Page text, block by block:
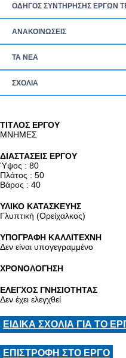
ΟΔΗΓΟΣ ΣΥΝΤΗΡΗΣΗΣ ΕΡΓΩΝ
ΑΝΑΚΟΙΝΩΣΕΙΣ
ΤΑ ΝEΑ
ΣΧΟΛΙΑ
TITΛΟΣ ΕΡΓΟΥ
ΜΝΗΜΕΣ
ΔΙΑΣΤΑΣΕΙΣ ΕΡΓΟΥ
Ύψος : 80
Πλάτος : 50
Βάρος : 40
ΥΛΙΚΟ ΚΑΤΑΣΚΕΥΗΣ
Γλυπτική (Ορείχαλκος)
ΥΠΟΓΡΑΦΗ ΚΑΛΛΙΤΕΧΝΗ
Δεν είναι υπογεγραμμένο
ΧΡΟΝΟΛΟΓΗΣΗ
ΕΛΕΓΧΟΣ ΓΝΗΣΙΟΤΗΤΑΣ
Δεν έχει ελεγχθεί
ΕΙΔΙΚΑ ΣΧΟΛΙΑ ΓΙΑ ΤΟ
ΕΠΙΣΤΡΟΦΗ ΣΤΟ ΕΡΓΟ